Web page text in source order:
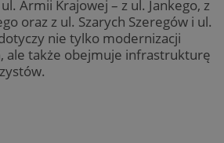
Armii Krajowej – z ul. Jankego, z
oraz z ul. Szarych Szeregów i ul.
nie tylko modernizacji
ale także obejmuje infrastrukturę